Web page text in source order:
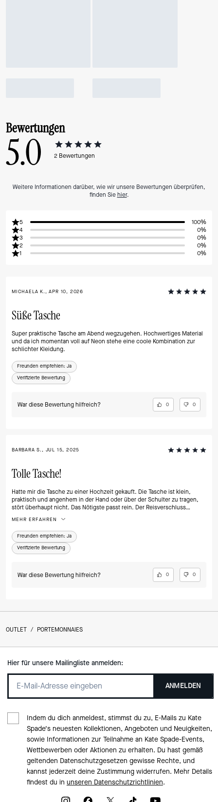
Bewertungen
5.0 2 Bewertungen
Weitere Informationen darüber, wie wir unsere Bewertungen überprüfen,
finden Siehier.
5
100%
4
0%
3
0%
2
0%
1
0%
MICHAELA K., APR 10, 2026
Süße Tasche
Super praktische Tasche am Abend wegzugehen. Hochwertiges Material
und da ich momentan voll auf Neon stehe eine coole Kombination zur
schlichter Kleidung.
Freunden empfehlen: Ja
Verifizierte Bewertung
War diese Bewertung hilfreich? 0 0
BARBARA S., JUL 15, 2025
Tolle Tasche!
Hatte mir die Tasche zu einer Hochzeit gekauft. Die Tasche ist klein,
praktisch und angenhem in der Hand oder über der Schulter zu tragen,
stört überhaupt nicht. Das Nötigste passt rein. Der Reisverschluss
MEHR ERFAHREN
Freunden empfehlen: Ja
Verifizierte Bewertung
War diese Bewertung hilfreich? 0 0
OUTLET / PORTEMONNAIES
Hier für unsere Mailingliste anmelden:
ANMELDEN
Indem du dich anmeldest, stimmst du zu, E-Mails zu Kate
Spade‘s neuesten Kollektionen, Angeboten und Neuigkeiten,
sowie Informationen zur Teilnahme an Kate Spade-Events,
Wettbewerben oder Aktionen zu erhalten. Du hast gemäß
geltenden Datenschutzgesetzen gewisse Rechte, und
kannst jederzeit deine Zustimmung widerrufen. Mehr Details
findest du in unseren Datenschutzrichtlinien.